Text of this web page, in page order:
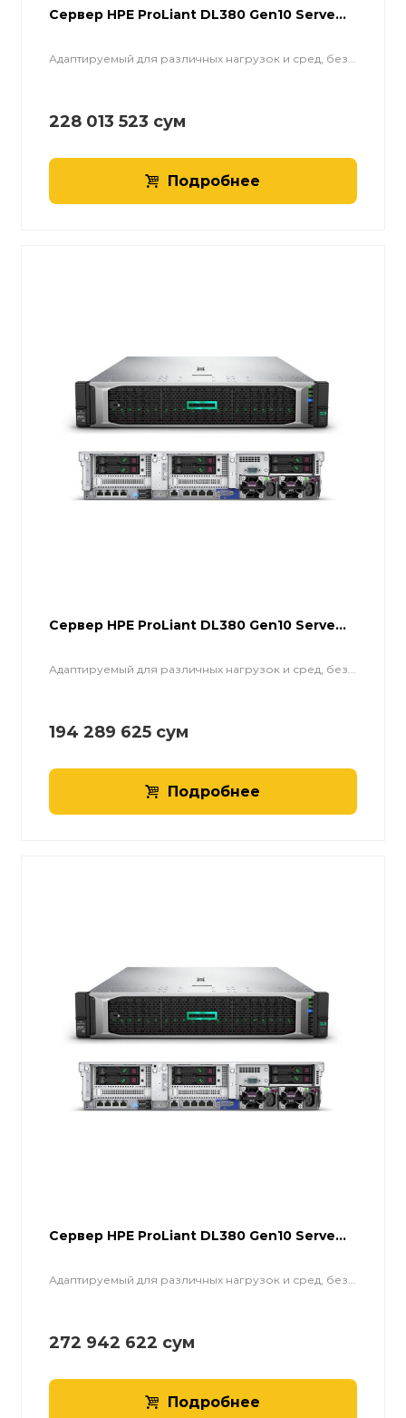
Cервер HPE ProLiant DL380 Gen10 Serve...
Адаптируемый для различных нагрузок и сред, без...
228 013 523 сум
Подробнее
Cервер HPE ProLiant DL380 Gen10 Serve...
Адаптируемый для различных нагрузок и сред, без...
194 289 625 сум
Подробнее
Cервер HPE ProLiant DL380 Gen10 Serve...
Адаптируемый для различных нагрузок и сред, без...
272 942 622 сум
Подробнее